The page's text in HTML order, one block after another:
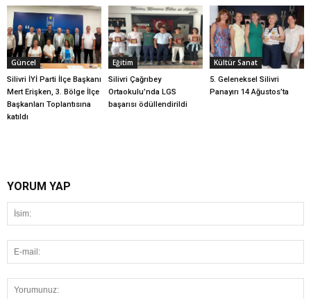
Güncel
Silivri İYİ Parti İlçe Başkanı
Mert Erişken, 3. Bölge İlçe
Başkanları Toplantısına
katıldı
Eğitim
Silivri Çağrıbey
Ortaokulu’nda LGS
başarısı ödüllendirildi
Kültür Sanat
5. Geleneksel Silivri
Panayırı 14 Ağustos’ta
YORUM YAP